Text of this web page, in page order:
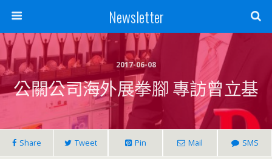
Newsletter
2017-06-08
公關公司海外展拳腳 專訪曾立基
Share Tweet Pin Mail SMS